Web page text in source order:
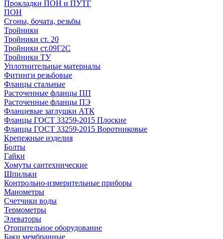
Прокладки ПОН и ПУТГ
ПОН
Сгоны, бочата, резьбы
Тройники
Тройники ст. 20
Тройники ст.09Г2С
Тройники ТУ
Уплотнительные материалы
Фитинги резьбовые
Фланцы стальные
Расточенные фланцы ПП
Расточенные фланцы ПЭ
Фланцевые заглушки АТК
Фланцы ГОСТ 33259-2015 Плоские
Фланцы ГОСТ 33259-2015 Воротниковые
Крепежные изделия
Болты
Гайки
Хомуты сантехнические
Шпильки
Контрольно-измерительные приборы
Манометры
Счетчики воды
Термометры
Элеваторы
Отопительное оборудование
Баки мембранные